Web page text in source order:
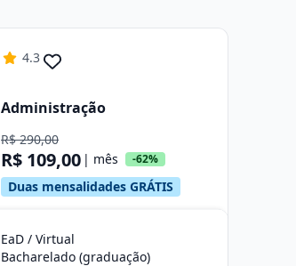
4.3
Administração
R$ 290,00
R$ 109,00 | mês -62%
Duas mensalidades GRÁTIS
EaD / Virtual
Bacharelado (graduação)